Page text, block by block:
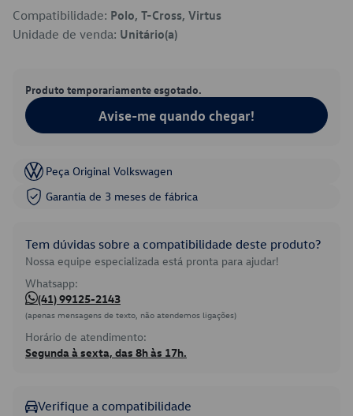
Compatibilidade: Polo, T-Cross, Virtus
Unidade de venda: Unitário(a)
Produto temporariamente esgotado.
Avise-me quando chegar!
Peça Original Volkswagen
Garantia de 3 meses de fábrica
Tem dúvidas sobre a compatibilidade deste produto?
Nossa equipe especializada está pronta para ajudar!
Whatsapp:
(41) 99125-2143
(apenas mensagens de texto, não atendemos ligações)
Horário de atendimento:
Segunda à sexta, das 8h às 17h.
Verifique a compatibilidade